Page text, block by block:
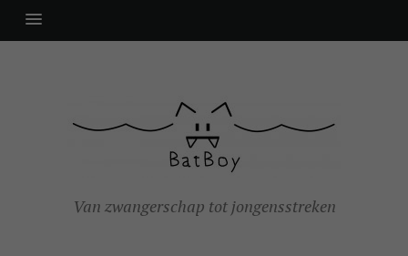
Van zwangerschap tot jongensstreken